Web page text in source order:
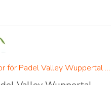
Padelcreations bygger padelbanor för Padel Valley Wuppertal - invigning den 1 september 2024